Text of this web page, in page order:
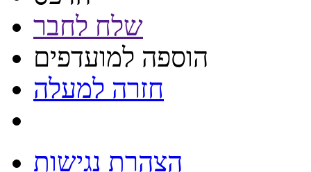
שלח לחבר
הוספה למועדפים
חזרה למעלה
הצהרת נגישות